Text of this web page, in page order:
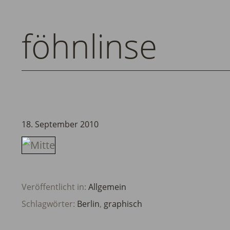
föhnlinse
18. September 2010
Veröffentlicht in: Allgemein
Schlagwörter: Berlin, graphisch